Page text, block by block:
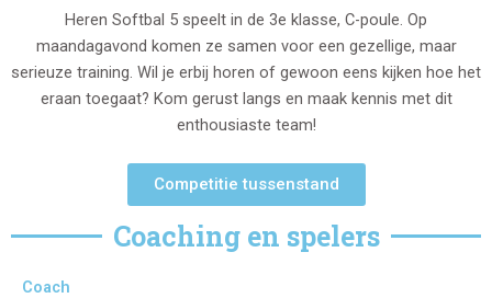
Heren Softbal 5 speelt in de 3e klasse, C-poule. Op
maandagavond komen ze samen voor een gezellige, maar
serieuze training. Wil je erbij horen of gewoon eens kijken hoe het
eraan toegaat? Kom gerust langs en maak kennis met dit
enthousiaste team!
Competitie tussenstand
Coaching en spelers
Coach